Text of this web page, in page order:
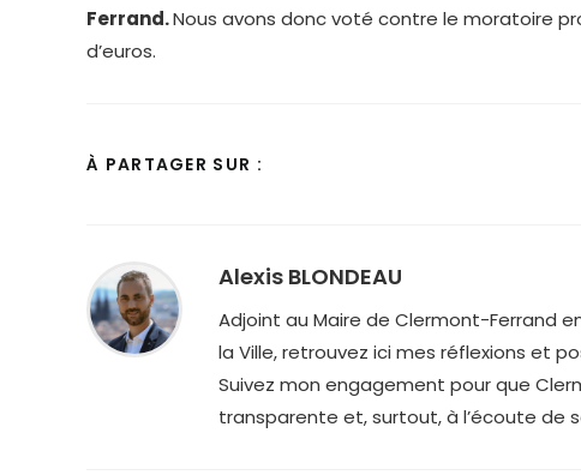
Ferrand.Nous avons donc voté contre le moratoire
d’euros.
À PARTAGER SUR :
Alexis BLONDEAU
Adjoint au Maire de Clermont-Ferrand
la Ville, retrouvez ici mes réflexions et
Suivez mon engagement pour que
transparente et, surtout, à l’écoute de